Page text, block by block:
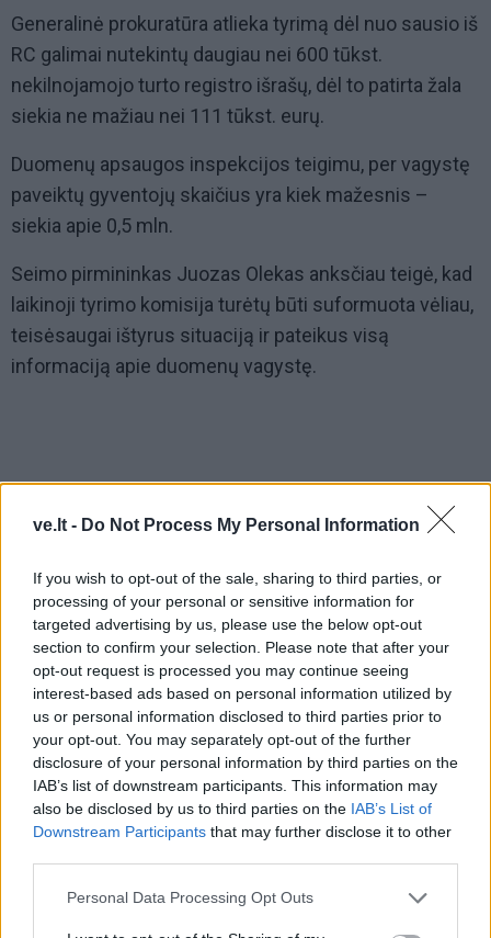
ve.lt - Do Not Process My Personal Information
If you wish to opt-out of the sale, sharing to third parties, or
processing of your personal or sensitive information for
targeted advertising by us, please use the below opt-out
section to confirm your selection. Please note that after your
opt-out request is processed you may continue seeing
interest-based ads based on personal information utilized by
us or personal information disclosed to third parties prior to
your opt-out. You may separately opt-out of the further
disclosure of your personal information by third parties on the
IAB’s list of downstream participants. This information may
also be disclosed by us to third parties on the IAB’s List of
Downstream Participants that may further disclose it to other
Personal Data Processing Opt Outs
Generalinė prokuratūra atlieka tyrimą dėl nuo sausio iš
RC galimai nutekintų daugiau nei 600 tūkst.
nekilnojamojo turto registro išrašų, dėl to patirta žala
siekia ne mažiau nei 111 tūkst. eurų.
Duomenų apsaugos inspekcijos teigimu, per vagystę
paveiktų gyventojų skaičius yra kiek mažesnis –
siekia apie 0,5 mln.
Seimo pirmininkas Juozas Olekas anksčiau teigė, kad
laikinoji tyrimo komisija turėtų būti suformuota vėliau,
teisėsaugai ištyrus situaciją ir pateikus visą
informaciją apie duomenų vagystę.
Iš pareigų po incidento pasitraukęs buvęs RC vadovas
Adrijus Jusas teigė, kad didelės apimties duomenų
nutekėjimas iš registrų pastebėtas dar balandžio
pradžioje, tačiau galimybes pranešti apie incidentą
ribojo teisėsaugos pradėtas tyrimas.
Anot jo, apie situaciją iškart informuotos institucijos,